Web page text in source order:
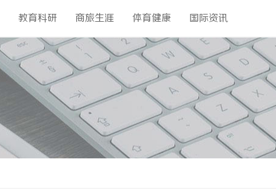
教育科研 商旅生涯 体育健康 国际资讯